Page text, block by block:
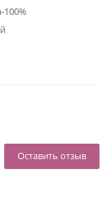
100%
Оставить отзыв